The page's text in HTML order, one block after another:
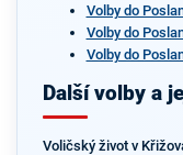
Volby do
Volby do
Volby do
Další volby a
Voličský život v